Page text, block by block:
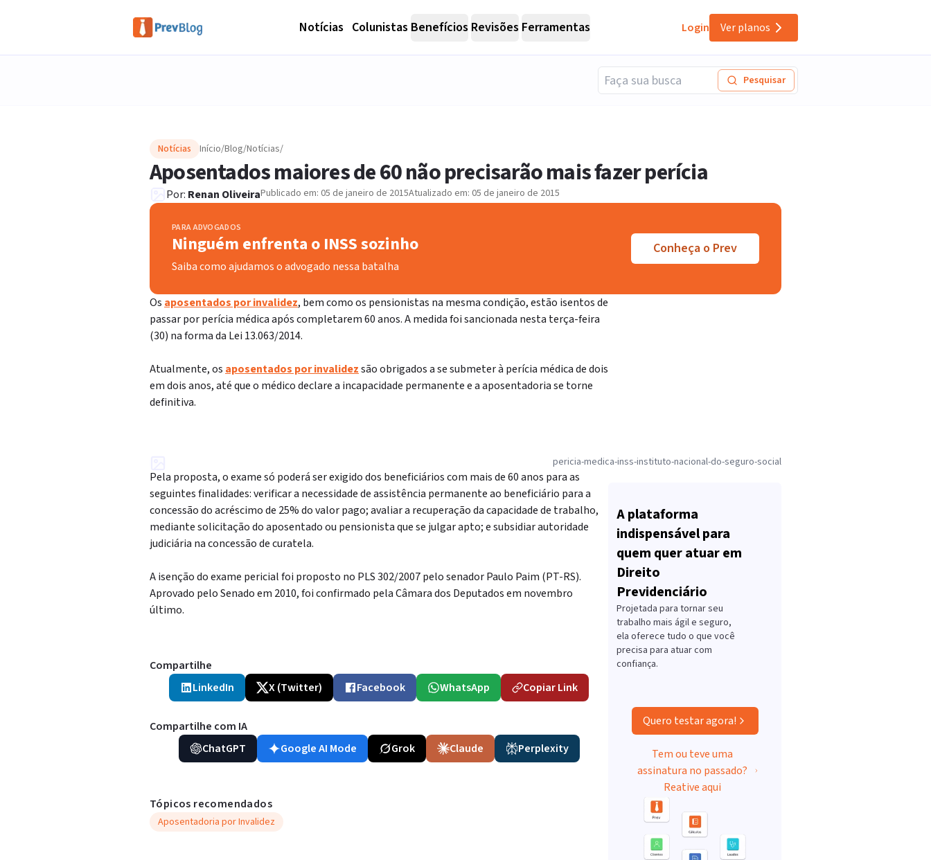
Notícias Colunistas Benefícios Revisões Ferramentas Login Ver planos
Pesquisar
Notícias Início/Blog/Notícias/
Aposentados maiores de 60 não precisarão mais fazer perícia
Por: Renan OliveiraPublicado em: 05 de janeiro de 2015Atualizado em: 05 de janeiro de 2015
PARA ADVOGADOS
Ninguém enfrenta o INSS sozinho
Saiba como ajudamos o advogado nessa batalha
Conheça o Prev
Os aposentados por invalidez, bem como os pensionistas na mesma condição, estão isentos de
passar por perícia médica após completarem 60 anos. A medida foi sancionada nesta terça-feira
(30) na forma da Lei 13.063/2014.
Atualmente, os aposentados por invalidezsão obrigados a se submeter à perícia médica de dois
em dois anos, até que o médico declare a incapacidade permanente e a aposentadoria se torne
definitiva.
pericia-medica-inss-instituto-nacional-do-seguro-social
Pela proposta, o exame só poderá ser exigido dos beneficiários com mais de 60 anos para as
seguintes finalidades: verificar a necessidade de assistência permanente ao beneficiário para a
concessão do acréscimo de 25% do valor pago; avaliar a recuperação da capacidade de trabalho,
mediante solicitação do aposentado ou pensionista que se julgar apto; e subsidiar autoridade
judiciária na concessão de curatela.
A isenção do exame pericial foi proposto no PLS 302/2007 pelo senador Paulo Paim (PT-RS).
Aprovado pelo Senado em 2010, foi confirmado pela Câmara dos Deputados em novembro
último.
Compartilhe
LinkedIn
X (Twitter) Facebook WhatsApp Copiar Link
Compartilhe com IA
ChatGPT
Google AI Mode Grok Claude Perplexity
Tópicos recomendados
Aposentadoria por Invalidez
A plataforma
indispensável para
quem quer atuar em
Direito
Previdenciário
Projetada para tornar seu
trabalho mais ágil e seguro,
ela oferece tudo o que você
precisa para atuar com
confiança.
Quero testar agora!
Tem ou teve uma
assinatura no passado?
Reative aqui